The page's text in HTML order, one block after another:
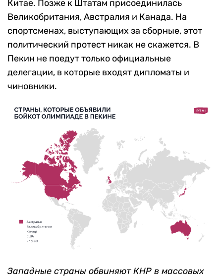
Китае. Позже к Штатам присоединилась
Великобритания, Австралия и Канада. На
спортсменах, выступающих за сборные, этот
политический протест никак не скажется. В
Пекин не поедут только официальные
делегации, в которые входят дипломаты и
чиновники.
Западные страны обвиняют КНР в массовых